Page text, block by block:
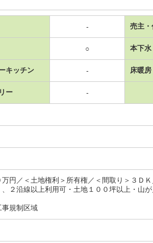
- 売主・
○ 本下水
キッチン - 床暖房
ー -
円／＜土地権利＞所有権／＜間取り＞３Ｄ
２沿線以上利用可・土地１００坪以上・山
事規制区域